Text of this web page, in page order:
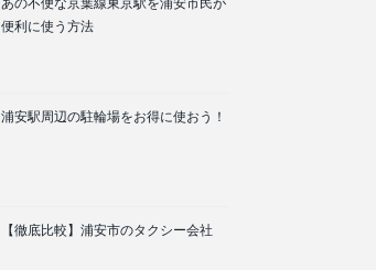
あの不便な京葉線東京駅を浦安市民が
便利に使う方法
浦安駅周辺の駐輪場をお得に使おう！
【徹底比較】浦安市のタクシー会社